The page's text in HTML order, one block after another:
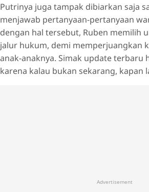
Putrinya juga tampak dibiarkan saja
menjawab pertanyaan-pertanyaan
dengan hal tersebut, Ruben memilih
jalur hukum, demi memperjuangkan
anak-anaknya. Simak update terbaru
karena kalau bukan sekarang, kapan
Advertisement